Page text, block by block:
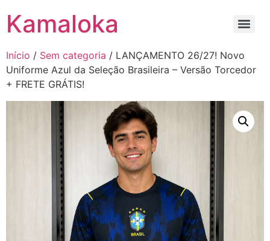
Kamaloka
Início / Sem categoria / LANÇAMENTO 26/27! Novo
Uniforme Azul da Seleção Brasileira – Versão Torcedor
+ FRETE GRÁTIS!